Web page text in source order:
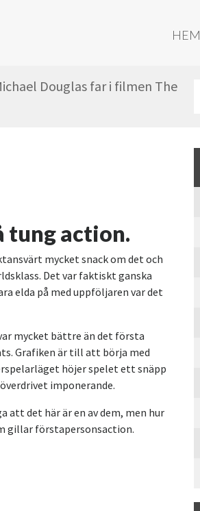
HEM
Douglas far i filmen The
tung action.
mycket snack om det och
Det var faktiskt ganska
elda på med uppföljaren var det
mycket bättre än det första
Grafiken är till att börja med
höjer spelet ett snäpp
imponerande.
att det här är en av dem, men hur
gillar förstapersonsaction.